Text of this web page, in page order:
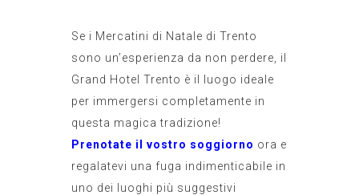
Se i Mercatini di Natale di Trento
sono un’esperienza da non perdere, il
Grand Hotel Trento è il luogo ideale
per immergersi completamente in
questa magica tradizione!
Prenotate il vostro soggiorno ora e
regalatevi una fuga indimenticabile in
uno dei luoghi più suggestivi